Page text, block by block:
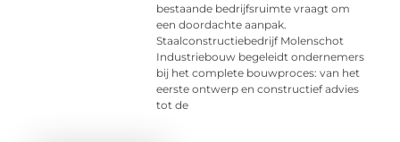
bestaande bedrijfsruimte vraagt om
een doordachte aanpak.
Staalconstructiebedrijf Molenschot
Industriebouw begeleidt ondernemers
bij het complete bouwproces: van het
eerste ontwerp en constructief advies
tot de